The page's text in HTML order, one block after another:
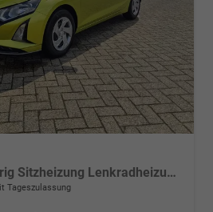
1.0 T-GDI 90PS 5-türig Sitzheizung Lenkradheizung Rückf.Kamera PDC Klima Apple CarPlay Android Auto Tempomat Touchscreen
Tageszulassung